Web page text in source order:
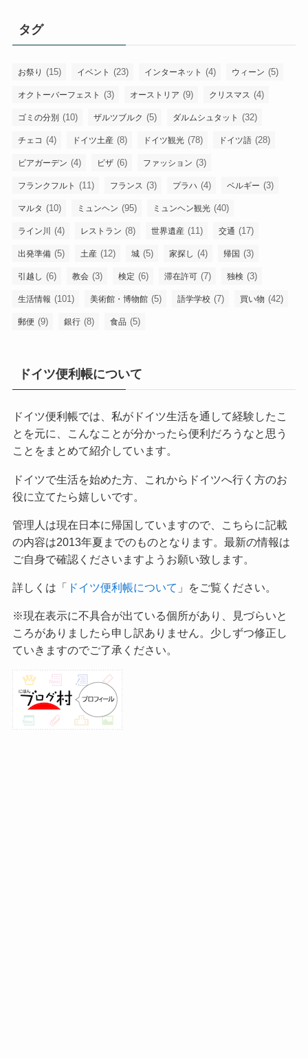
カ
ブ
タグ
お祭り (15) イベント (23) インターネット (4) ウィーン (5)
オクトーバーフェスト (3) オーストリア (9) クリスマス (4)
ゴミの分別 (10) ザルツブルク (5) ダルムシュタット (32)
チェコ (4) ドイツ土産 (8) ドイツ観光 (78) ドイツ語 (28)
ビアガーデン (4) ビザ (6) ファッション (3)
フランクフルト (11) フランス (3) プラハ (4) ベルギー (3)
マルタ (10) ミュンヘン (95) ミュンヘン観光 (40)
ライン川 (4) レストラン (8) 世界遺産 (11) 交通 (17)
出発準備 (5) 土産 (12) 城 (5) 家探し (4) 帰国 (3)
引越し (6) 教会 (3) 検定 (6) 滞在許可 (7) 独検 (3)
生活情報 (101) 美術館・博物館 (5) 語学学校 (7) 買い物 (42)
郵便 (9) 銀行 (8) 食品 (5)
ドイツ便利帳について
ドイツ便利帳では、私がドイツ生活を通して経験したこ
とを元に、こんなことが分かったら便利だろうなと思う
ことをまとめて紹介しています。
ドイツで生活を始めた方、これからドイツへ行く方のお
役に立てたら嬉しいです。
管理人は現在日本に帰国していますので、こちらに記載
の内容は2013年夏までのものとなります。最新の情報は
ご自身で確認くださいますようお願い致します。
詳しくは「 ドイツ便利帳について 」をご覧ください。
※現在表示に不具合が出ている個所があり、見づらいと
ころがありましたら申し訳ありません。少しずつ修正し
ていきますのでご了承ください。